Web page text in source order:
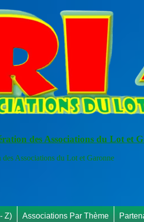
des Associations du Lot et
Associations du Lot et Garonne
Z) Associations Par Thème